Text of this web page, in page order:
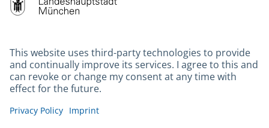
Hotels
Contact
Barrierefreiheit
Leichte Sprache
Gebärdensprache